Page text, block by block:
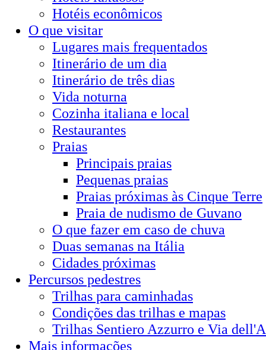
Hotéis econômicos
O que visitar
Lugares mais frequentados
Itinerário de um dia
Itinerário de três dias
Vida noturna
Cozinha italiana e local
Restaurantes
Praias
Principais praias
Pequenas praias
Praias próximas às Cinque Terre
Praia de nudismo de Guvano
O que fazer em caso de chuva
Duas semanas na Itália
Cidades próximas
Percursos pedestres
Trilhas para caminhadas
Condições das trilhas e mapas
Trilhas Sentiero Azzurro e Via
Mais informações